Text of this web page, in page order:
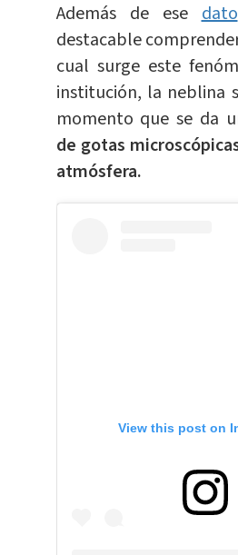
Además de esedato
destacable
cual surge este
institución, la neblina
momento que se da
de gotas
atmósfera.
View this post on